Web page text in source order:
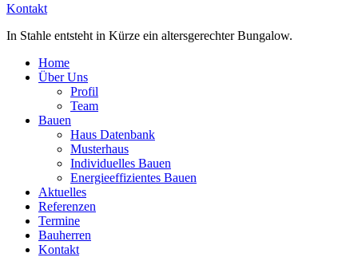
Kontakt
In Stahle entsteht in Kürze ein altersgerechter Bungalow.
Home
Über Uns
Profil
Team
Bauen
Haus Datenbank
Musterhaus
Individuelles Bauen
Energieeffizientes Bauen
Aktuelles
Referenzen
Termine
Bauherren
Kontakt